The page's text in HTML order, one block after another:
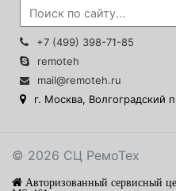
+7 (499) 398-71-85
remoteh
mail@remoteh.ru
г. Москва, Волгоградский
© 2026 СЦ РемоТех
Авторизованный сервисный